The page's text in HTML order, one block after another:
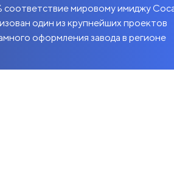
соответствие мировому имиджу
один из крупнейших проектов
оформления завода в регионе